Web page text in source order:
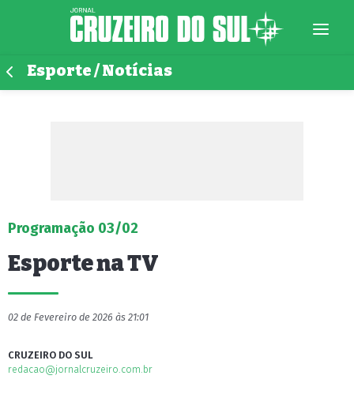
Esporte / Notícias
Programação 03/02
Esporte na TV
02 de Fevereiro de 2026 às 21:01
CRUZEIRO DO SUL
redacao@jornalcruzeiro.com.br